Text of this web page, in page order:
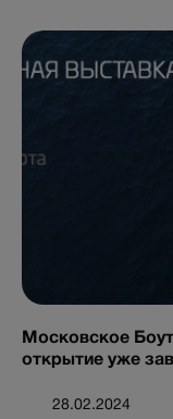
Московское
открытие уже
28.02.2024